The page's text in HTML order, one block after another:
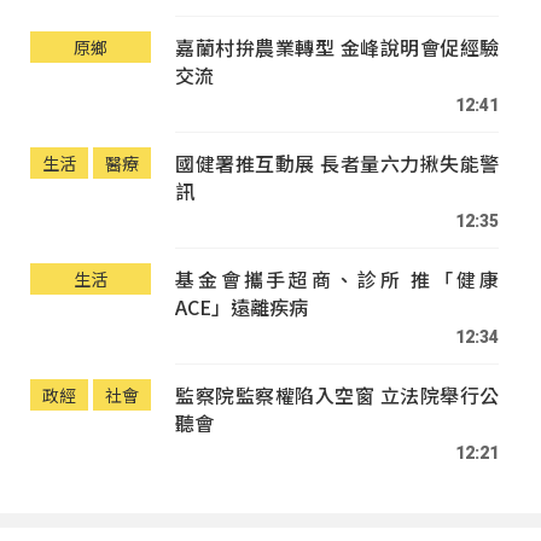
原鄉
嘉蘭村拚農業轉型 金峰說明會促經驗
交流
12:41
生活 醫療
國健署推互動展 長者量六力揪失能警
訊
12:35
生活
基金會攜手超商、診所 推「健康
ACE」遠離疾病
12:34
政經 社會
監察院監察權陷入空窗 立法院舉行公
聽會
12:21